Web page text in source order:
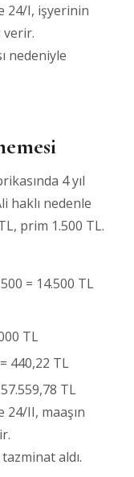
24/I, işyerinin
verir.
nedeniyle
4 yıl
haklı nedenle
prim 1.500 TL.
= 14.500 TL
TL
440,22 TL
TL
24/II, maaşın
aldı.